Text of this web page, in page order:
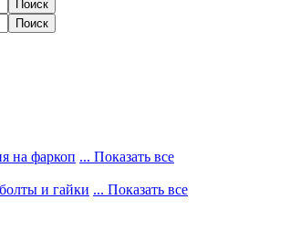
на фаркоп ... Показать все
и гайки ... Показать все